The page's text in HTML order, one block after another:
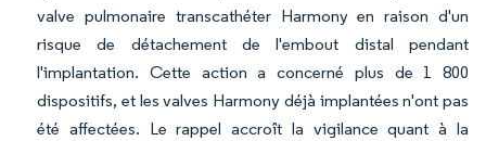
valve pulmonaire transcathéter Harmony en raison d'un
risque de détachement de l'embout distal pendant
l'implantation. Cette action a concerné plus de 1 800
dispositifs, et les valves Harmony déjà implantées n'ont pas
été affectées. Le rappel accroît la vigilance quant à la